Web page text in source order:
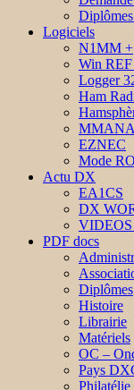
Logiciels
N1MM +
Win
Logger
Ham
MMANA
EZNEC
Mode
Actu DX
EA1CS
DX
PDF docs
Diplômes
Histoire
Librairie
Matériels
OC –
Pays
Philatélie